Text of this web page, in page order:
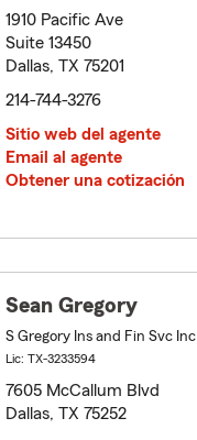
1910 Pacific Ave
Suite 13450
Dallas, TX 75201
214-744-3276
Sitio web del agente
Email al agente
Obtener una cotización
Sean Gregory
S Gregory Ins and Fin Svc Inc
Lic: TX-3233594
7605 McCallum Blvd
Dallas, TX 75252